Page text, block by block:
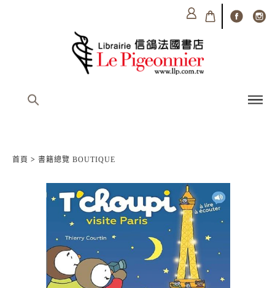
首頁 > 書籍總覽 BOUTIQUE